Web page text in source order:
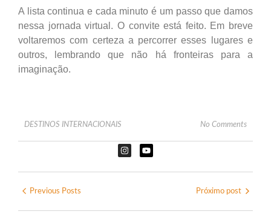
A lista continua e cada minuto é um passo que damos
nessa jornada virtual. O convite está feito. Em breve
voltaremos com certeza a percorrer esses lugares e
outros, lembrando que não há fronteiras para a
imaginação.
DESTINOS INTERNACIONAIS No Comments
Previous Posts Próximo post